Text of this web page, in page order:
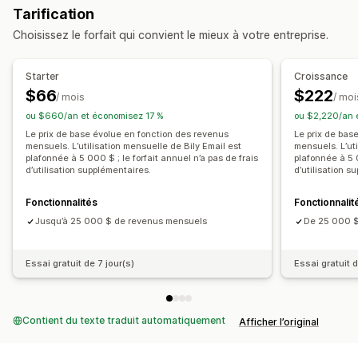
Gestion des pixels
Analyses de performance
Suivi des conversions
Tarification
Choisissez le forfait qui convient le mieux à votre entreprise.
Starter
$66/ mois
ou $660/an et économisez 17 %
Le prix de base évolue en fonction des revenus
mensuels. L’utilisation mensuelle de Bily Email est
plafonnée à 5 000 $ ; le forfait annuel n’a pas de frais
d’utilisation supplémentaires.
Fonctionnalités
Jusqu’à 25 000 $ de revenus mensuels
Essai gratuit de 7 jour(s)
Croissance
$222/
ou $2,220/an
Le prix de
mensuels.
plafonnée à 5
d’utilisation
De 25 000
Essai gratuit
Contient du texte traduit automatiquement Afficher l’original